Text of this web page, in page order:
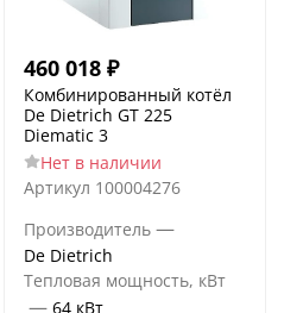
460 018 ₽
Комбинированный котёл
De Dietrich GT 225
Diematic 3
Нет в наличии
Артикул 100004276
Производитель —
De Dietrich
Тепловая мощность, кВт
— 64 кВт